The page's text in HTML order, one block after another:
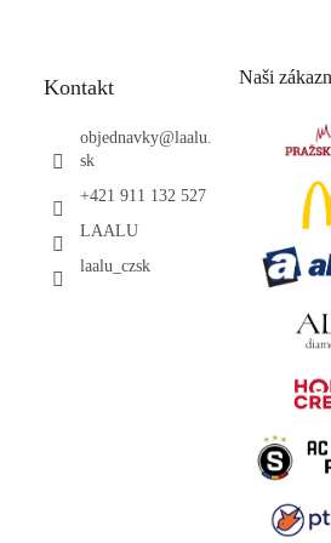
Kontakt
objednavky@laalu.
sk
+421 911 132 527
LAALU
laalu_czsk
Naši